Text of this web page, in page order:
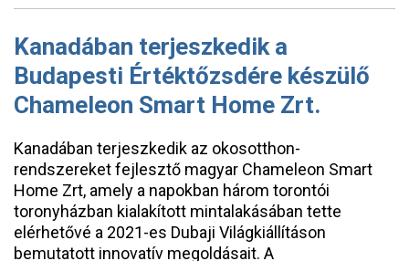
Kanadában terjeszkedik a
Budapesti Értéktőzsdére készülő
Chameleon Smart Home Zrt.
Kanadában terjeszkedik az okosotthon-
rendszereket fejlesztő magyar Chameleon Smart
Home Zrt, amely a napokban három torontói
toronyházban kialakított mintalakásában tette
elérhetővé a 2021-es Dubaji Világkiállításon
bemutatott innovatív megoldásait. A